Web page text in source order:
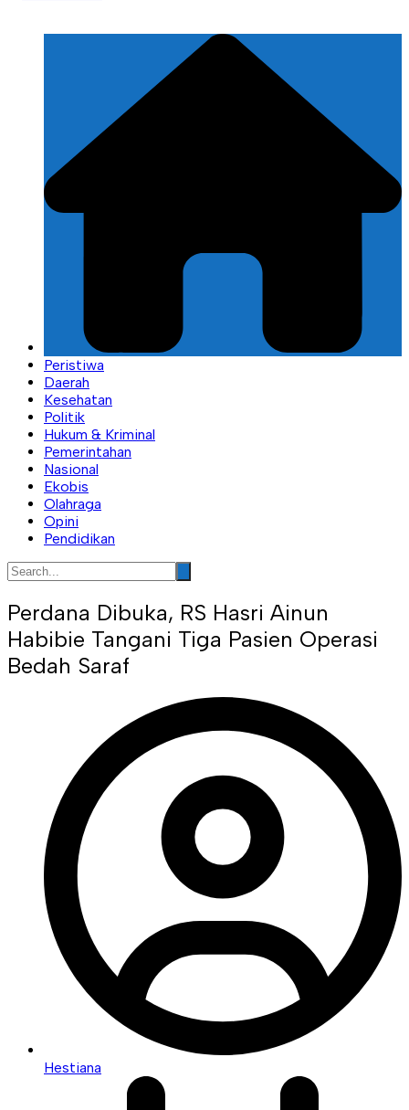
Peristiwa
Daerah
Kesehatan
Politik
Hukum & Kriminal
Pemerintahan
Nasional
Ekobis
Olahraga
Opini
Pendidikan
Perdana Dibuka, RS Hasri Ainun
Habibie Tangani Tiga Pasien Operasi
Bedah Saraf
Hestiana